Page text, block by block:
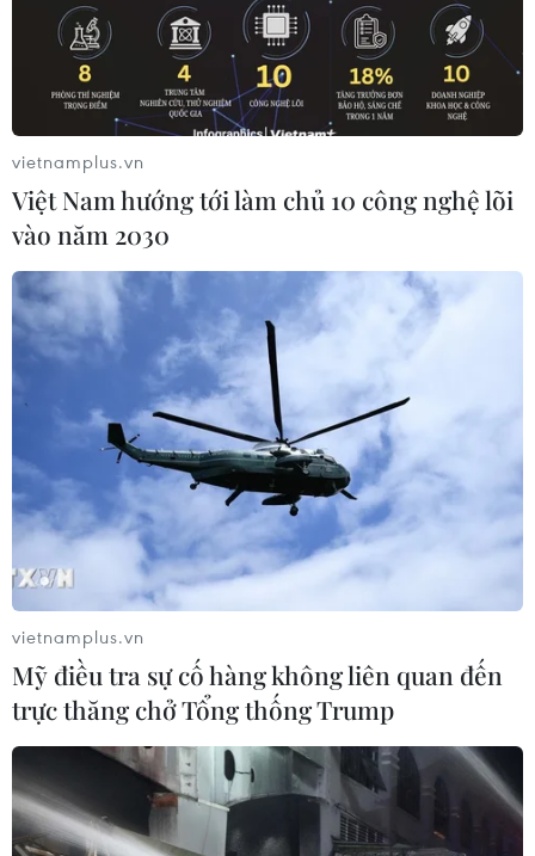
Futsal châu Á 2024: Thắng Trung Quốc,
Việt Nam chờ quyết đấu Thái Lan
19/04/2024 09:28
Nhan Gia Hưng ghi bàn thắng duy nhất từ chấm đá
phạt 10m để giúp Đội tuyển Futsal Việt Nam đánh bại
Futsal Trung Quốc tại bảng A giải Futsal châu Á 2024.
vietnamplus.vn
Việt Nam hướng tới làm chủ 10 công nghệ lõi
vào năm 2030
vietnamplus.vn
Mỹ điều tra sự cố hàng không liên quan đến
trực thăng chở Tổng thống Trump